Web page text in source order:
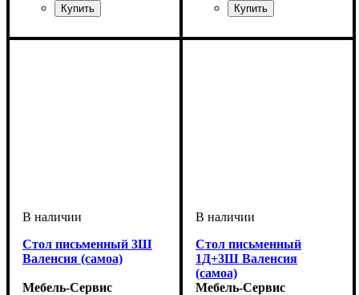
Стол письменный 3Ш
Валенсия (самоа)
Мебель-Сервис
Стол письменный
1Д+3Ш Валенсия
(самоа)
Мебель-Сервис